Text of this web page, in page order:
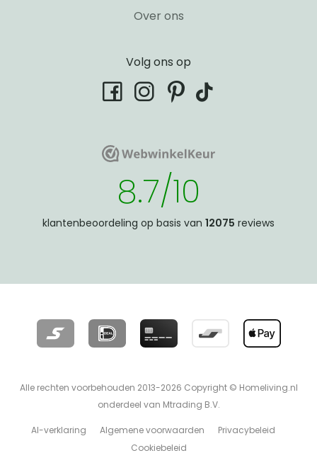
Over ons
Volg ons op
facebookinstagram
pinterest
tiktok
WebwinkelKeurWebwinkelKeur
8.7/10
klantenbeoordeling op basis van 12075 reviews
Alle rechten voorbehouden 2013-2026 Copyright © Homeliving.nl
onderdeel van Mtrading B.V.
AI-verklaring Algemene voorwaarden
Privacybeleid
Cookiebeleid